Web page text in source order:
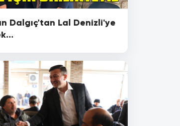
Dalgıç'tan Lal Denizli'ye